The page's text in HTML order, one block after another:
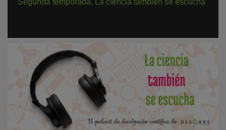
Segunda temporada. La ciencia también se escucha